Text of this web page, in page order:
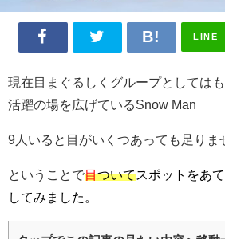
LINE
現在目まぐるしくグループとしては
活躍の場を広げているSnow Man
9人いると目がいくつあっても足りま
ということで目ついてスポットをあ
してみました。